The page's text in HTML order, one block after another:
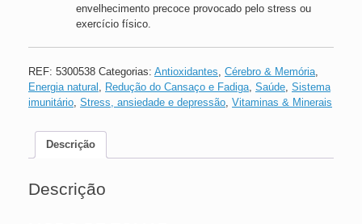
envelhecimento precoce provocado pelo stress ou
exercício físico.
REF: 5300538 Categorias: Antioxidantes Cérebro & Memória
Energia natural
Redução do Cansaço e Fadiga Saúde Sistema
imunitário Stress, ansiedade e depressão Vitaminas & Minerais
Descrição
Descrição